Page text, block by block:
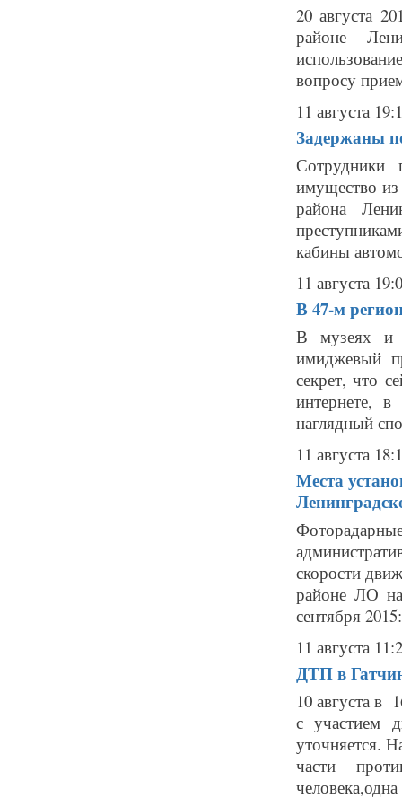
20 августа
районе
вопросу
11 августа
Задержаны
Сотрудники
имущество из
района
кабины
11 августа
В 47-м
В музеях и
имиджевый
секрет, что
интернете,
наглядный
11 августа
Места
скорости
районе ЛО
сентября
11 августа
ДТП в
10 августа в
с участием
уточняется.
части